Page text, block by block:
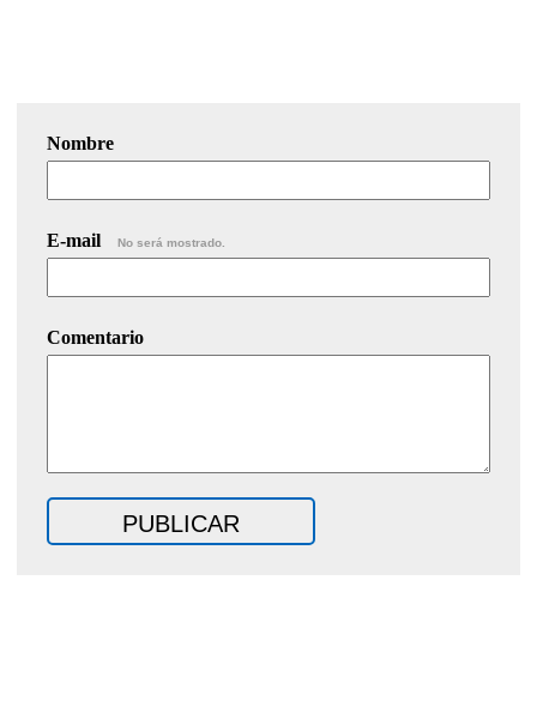
Nombre
E-mail No será mostrado.
Comentario